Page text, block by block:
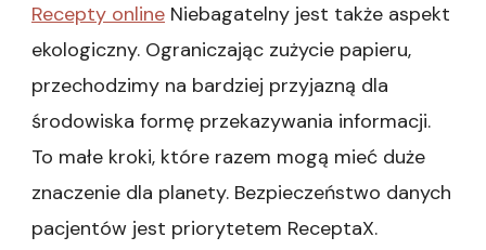
Recepty online Niebagatelny jest także aspekt
ekologiczny. Ograniczając zużycie papieru,
przechodzimy na bardziej przyjazną dla
środowiska formę przekazywania informacji.
To małe kroki, które razem mogą mieć duże
znaczenie dla planety. Bezpieczeństwo danych
pacjentów jest priorytetem ReceptaX.